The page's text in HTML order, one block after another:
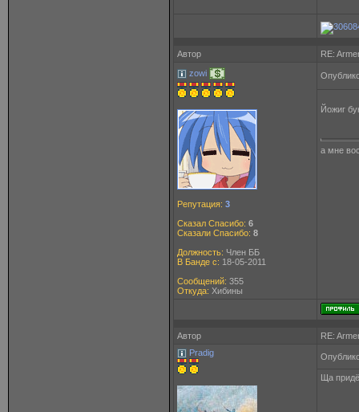
Автор
RE:
zowi
Репутация: 3
Сказал Спасибо: 6
Сказали Спасибо: 8
Должность: Член ББ
В Банде с: 18-05-2011
Сообщений: 355
Откуда: Хибины
Йожиг
а мне
Автор
RE:
Pradig
Ща